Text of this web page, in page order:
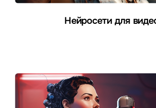
Нейросети для